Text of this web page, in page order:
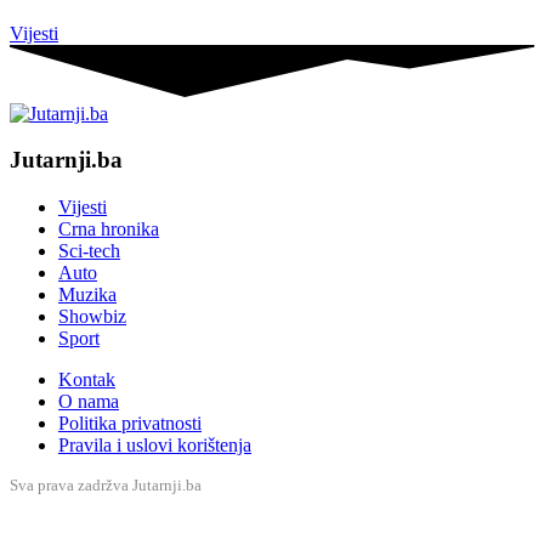
Vijesti
Jutarnji.ba
Vijesti
Crna hronika
Sci-tech
Auto
Muzika
Showbiz
Sport
Kontak
O nama
Politika privatnosti
Pravila i uslovi korištenja
Sva prava zadržva Jutarnji.ba